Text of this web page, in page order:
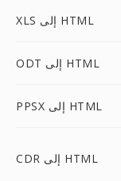
XLS إلى HTML
ODT إلى HTML
PPSX إلى HTML
CDR إلى HTML